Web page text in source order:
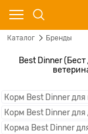
Каталог Бренды
Best Dinner
Корм Best Dinner для
Корм Best Dinner для
Корма Best Dinner